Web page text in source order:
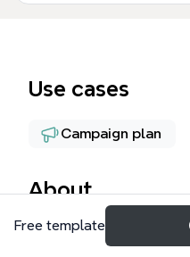
Use cases
Campaign plan
About
Системный запуск
Free template